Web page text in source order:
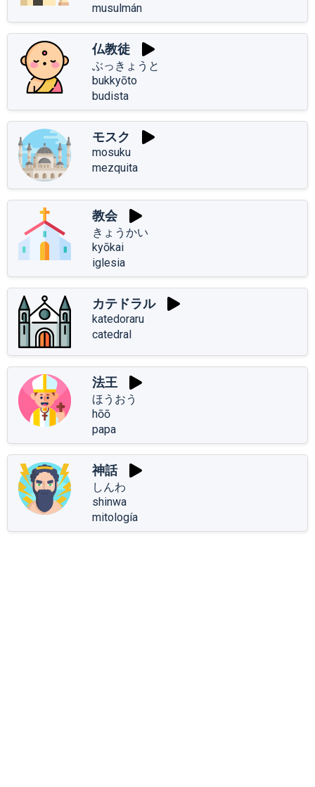
musulmán
仏教徒
ぶっきょうと
bukkyōto
budista
モスク
mosuku
mezquita
教会
きょうかい
kyōkai
iglesia
カテドラル
katedoraru
catedral
法王
ほうおう
hōō
papa
神話
しんわ
shinwa
mitología